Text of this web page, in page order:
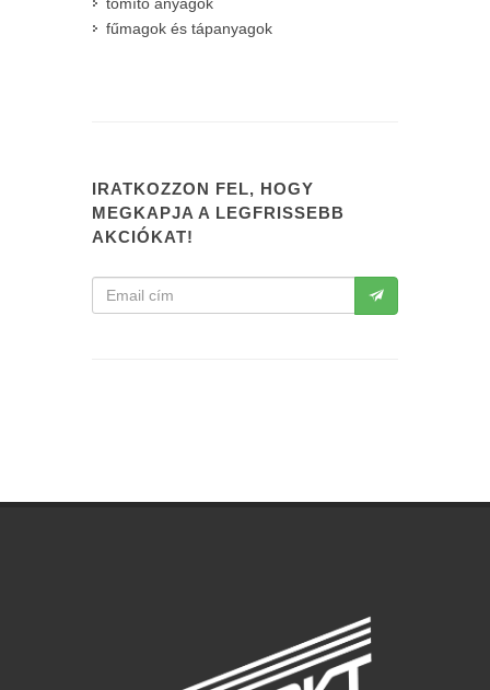
fűmagok és tápanyagok
IRATKOZZON FEL, HOGY
MEGKAPJA A LEGFRISSEBB
AKCIÓKAT!